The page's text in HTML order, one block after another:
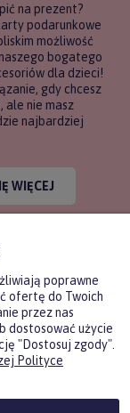
na prezent?
podarunkowe
możliwość
bogatego
dla dzieci!
gdy chcesz
ale nie masz
najbardziej
WIĘCEJ
POMOC MOJE
KONTO
poprawne
ofertę do Twoich
przez nas
dostosować użycie
"Dostosuj zgody".
Polityce